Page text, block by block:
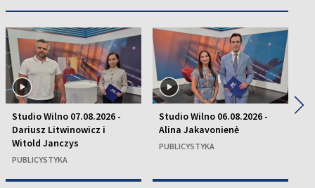
Studio Wilno 07.08.2026 -
Dariusz Litwinowicz i
Witold Janczys
PUBLICYSTYKA
Studio Wilno 06.08.2026 -
Alina Jakavonienė
PUBLICYSTYKA
▶